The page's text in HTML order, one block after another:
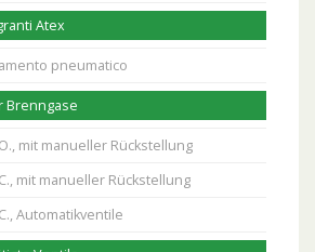
Atex
pneumatico
Brenngase
mit manueller Rückstellung
mit manueller Rückstellung
Automatikventile